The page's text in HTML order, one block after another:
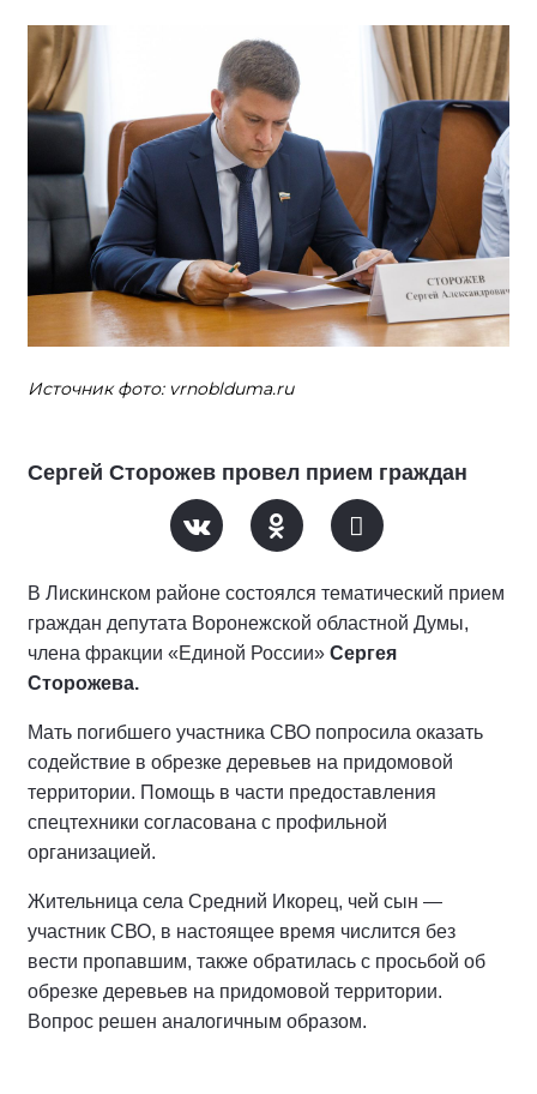
Источник фото: vrnoblduma.ru
Сергей Сторожев провел прием граждан
В Лискинском районе состоялся тематический прием
граждан депутата Воронежской областной Думы,
члена фракции «Единой России» Сергея
Сторожева.
Мать погибшего участника СВО попросила оказать
содействие в обрезке деревьев на придомовой
территории. Помощь в части предоставления
спецтехники согласована с профильной
организацией.
Жительница села Средний Икорец, чей сын —
участник СВО, в настоящее время числится без
вести пропавшим, также обратилась с просьбой об
обрезке деревьев на придомовой территории.
Вопрос решен аналогичным образом.